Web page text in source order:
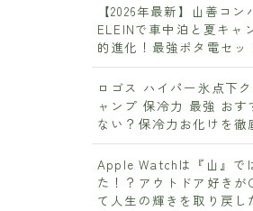
【2026年最新】山善コ
ELEINで車中泊と夏キャ
的進化！最強ポタ電セッ
ロゴス ハイパー氷点下
ャンプ 保冷力 最強 おす
ない？保冷力お化けを徹
Apple Watchは『山』で
た！？アウトドア好きが
て人生の輝きを取り戻し